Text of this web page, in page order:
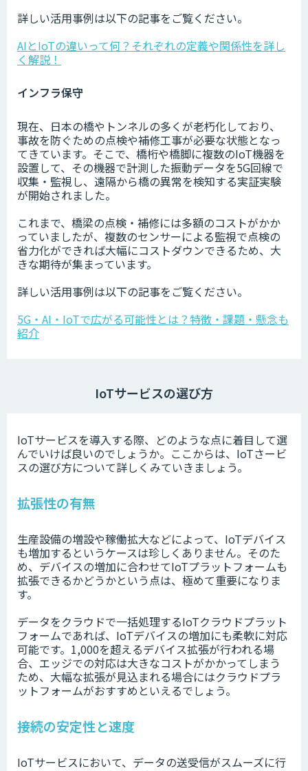
詳しい活用事例は以下の記事をご覧ください。
AIとIoTの違いって何？それぞれの定義や関係性を詳し
く解説！
インフラ保守
現在、日本の橋やトンネルの多くが老朽化しており、
事故を防ぐための点検や補修工事が必要な状態となっ
てきています。そこで、橋桁や橋脚に複数のIoT機器を
設置して、その機器で計測した振動データを5G回線で
収集・監視し、遠隔から橋の異常を検知する実証実験
が開始されました。
これまで、橋梁の点検・補修には多額のコストがかか
っていましたが、複数のセンサーによる監視で点検の
省力化ができれば大幅にコストダウンできるため、大
きな期待が集まっています。
詳しい活用事例は以下の記事をご覧ください。
5G・AI・IoTで広がる可能性とは？特徴・課題・懸念も
紹介
IoTサービスの選び方
IoTサービスを導入する際、どのような点に着目して選
んでいけば良いのでしょうか。ここからは、IoTさービ
スの選び方について詳しくみていきましょう。
拡張性の有無
生産設備の増設や稼働拡大などによって、IoTデバイス
も増加するというケースは珍しくありません。そのた
め、デバイスの増加に合わせてIoTプラットフォームも
拡張できるかどうかという点は、極めて重要になりま
す。
データをクラウドで一括処理するIoTクラウドプラット
フォームであれば、IoTデバイスの増加にも柔軟に対応
可能です。1,000を超えるデバイス拡張が行われる場
合、エッジでの対応は大きなコストがかかってしまう
ため、大幅な拡張が見込まれる場合にはクラウドプラ
ットフォームがおすすめといえるでしょう。
接続の安定性と速度
IoTサービスにおいて、データの送受信がスムーズに行